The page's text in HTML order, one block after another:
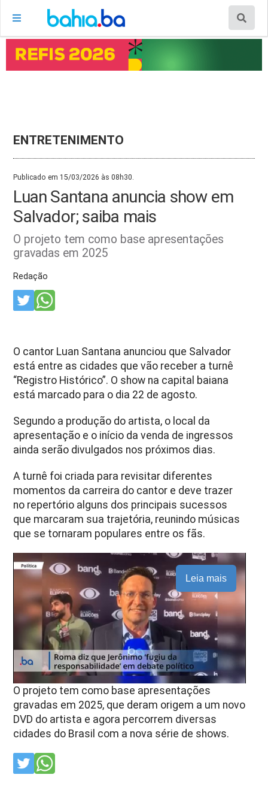
ENTRETENIMENTO
Publicado em 15/03/2026 às 08h30.
Luan Santana anuncia show em
Salvador; saiba mais
O projeto tem como base apresentações
gravadas em 2025
Redação
O cantor Luan Santana anunciou que Salvador
está entre as cidades que vão receber a turnê
“Registro Histórico”. O show na capital baiana
está marcado para o dia 22 de agosto.
Segundo a produção do artista, o local da
apresentação e o início da venda de ingressos
ainda serão divulgados nos próximos dias.
A turnê foi criada para revisitar diferentes
momentos da carreira do cantor e deve trazer
no repertório alguns dos principais sucessos
que marcaram sua trajetória, reunindo músicas
que se tornaram populares entre os fãs.
Leia mais
O projeto tem como base apresentações
gravadas em 2025, que deram origem a um novo
DVD do artista e agora percorrem diversas
cidades do Brasil com a nova série de shows.